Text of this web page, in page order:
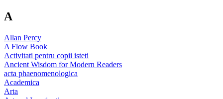
A
Allan Percy
A Flow Book
Activitati pentru copii isteti
Ancient Wisdom for Modern Readers
acta phaenomenologica
Academica
Arta